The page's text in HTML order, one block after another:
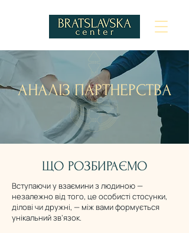
АНАЛІЗ ПАРТНЕРСТВА
ЩО РОЗБИРАЄМО
Вступаючи у взаємини з людиною —
незалежно від того, це особисті стосунки,
ділові чи дружні, — між вами формується
унікальний зв’язок.